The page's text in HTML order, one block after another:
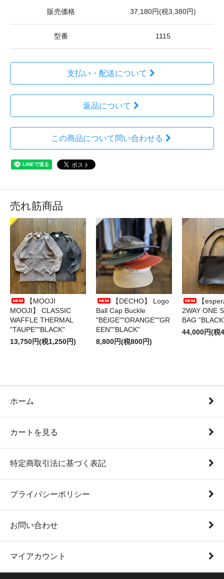
販売価格 37,180円(税3,380円)
型番 1115
支払い・配送について
返品について
この商品について問い合わせる
売れ筋商品
【MOOJI
MOOJI】 CLASSIC
WAFFLE THERMAL
"TAUPE""BLACK"
13,750円(税1,250円)
【DECHO】 Logo
Ball Cap Buckle
"BEIGE""ORANGE""GR
EEN""BLACK"
8,800円(税800円)
【
2WAY ONE
BAG
44,000円(税
ホーム
カートを見る
特定商取引法に基づく表記
プライバシーポリシー
お問い合わせ
マイアカウント